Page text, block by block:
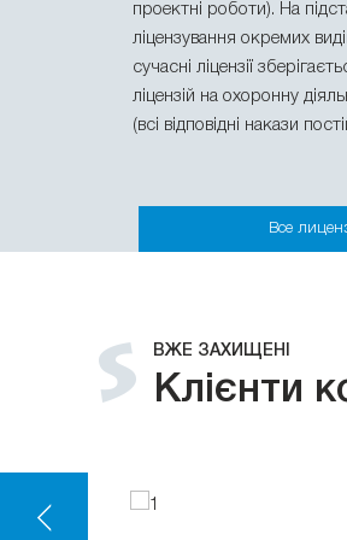
проектні роботи). На
ліцензування окремих
сучасні ліцензії
ліцензій на охоронну
(всі відповідні накази
Все
ВЖЕ ЗАХИЩЕНІ
Клієнти